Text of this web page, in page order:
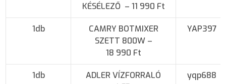
KÉSÉLEZŐ – 11 990 Ft
1db
CAMRY BOTMIXER
SZETT 800W –
18 990 Ft
YAP397
1db
ADLER VÍZFORRALÓ
yqp688